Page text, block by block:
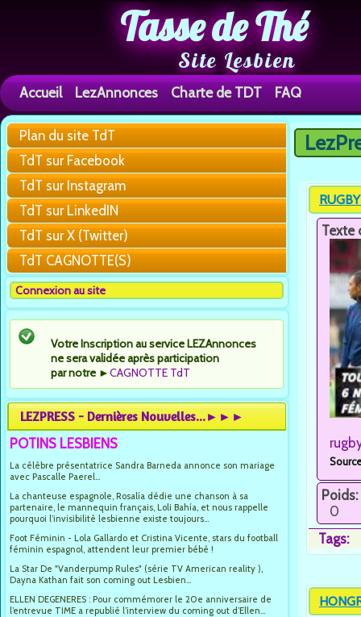
Tasse de Thé
Site Lesbien
Accueil LezAnnonces Charte de TDT FAQ
Plan du site TdT
TdT sur Facebook
TdT sur Instagram
TdT sur LinkedIN
TdT sur X (Twitter)
TdT CAGNOTTE(S)
Connexion au site
Votre Inscription au service LEZAnnonces
ne sera validée après participation
par notre ►CAGNOTTE TdT
LEZPRESS - Dernières Nouvelles...►►►
POTINS LESBIENS
La célèbre présentatrice Sandra Barneda annonce son mariage
avec Pascalle Paerel...
La chanteuse espagnole, Rosalía dédie une chanson à sa
partenaire, le mannequin français, Loli Bahía, et nous rappelle
pourquoi l’invisibilité lesbienne existe toujours...
Foot Féminin - Lola Gallardo et Cristina Vicente, stars du football
féminin espagnol, attendent leur premier bébé !
La Star De "Vanderpump Rules" (série TV American reality ),
Dayna Kathan fait son coming out Lesbien...
ELLEN DEGENERES : Pour commémorer le 20e anniversaire de
l’entrevue TIME a republié l’interview du coming out d’Ellen...
Vous
Texte
Poids:
0
Tags: